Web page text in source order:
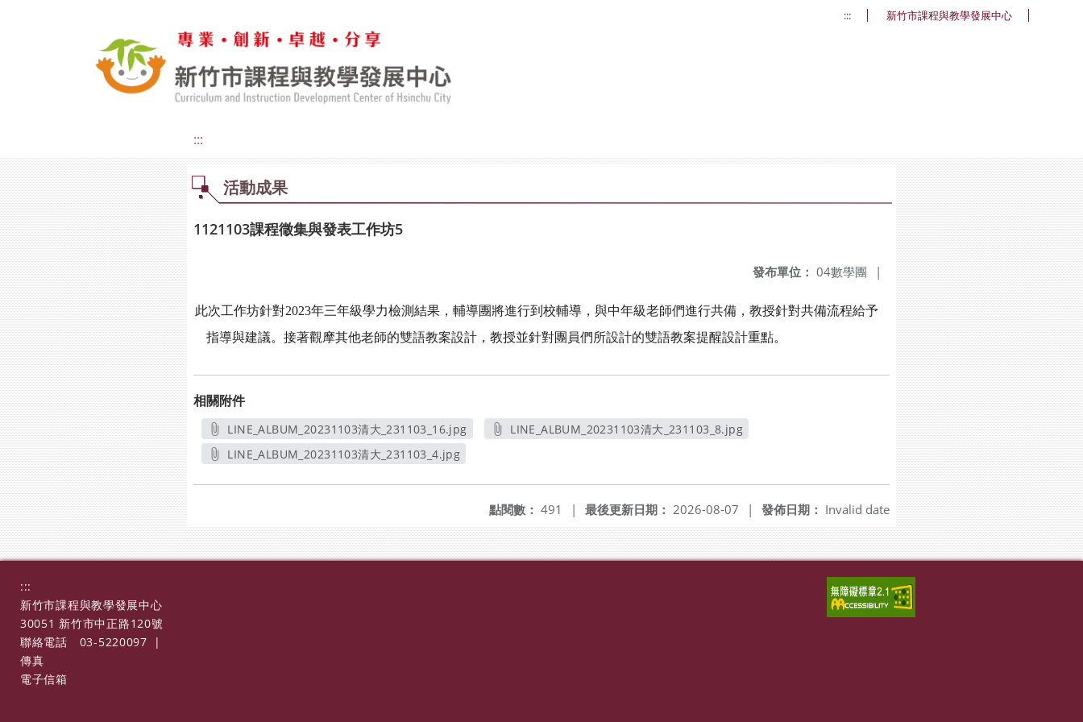
::: 新竹市課程與教學發展中心
:::
活動成果
1121103課程徵集與發表工作坊5
發布單位： 04數學團 |
此次工作坊針對2023年三年級學力檢測結果，輔導團將進行到校輔導，與中年級老師們進行共備，教授針對共備流程給予
指導與建議。接著觀摩其他老師的雙語教案設計，教授並針對團員們所設計的雙語教案提醒設計重點。
相關附件
LINE_ALBUM_20231103清大_231103_16.jpg
另開新視窗
LINE_ALBUM_20231103清大_231103_8.jpg
LINE_ALBUM_20231103清大_231103_4.jpg
發佈日期： Invalid date
最後更新日期： 2026-08-07 |
點閱數： 491 |
:::
新竹市課程與教學發展中心
30051 新竹市中正路120號
聯絡電話
03-5220097
|
傳真
電子信箱